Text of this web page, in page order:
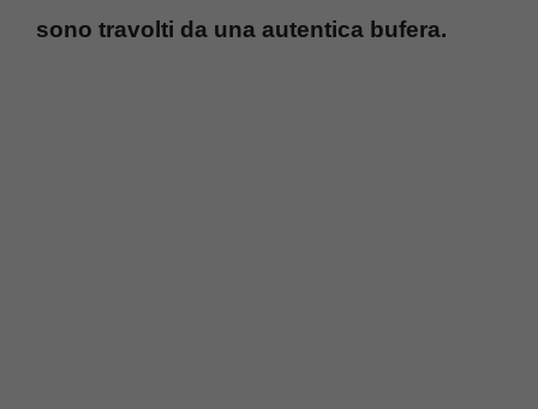
sono travolti da una autentica bufera.